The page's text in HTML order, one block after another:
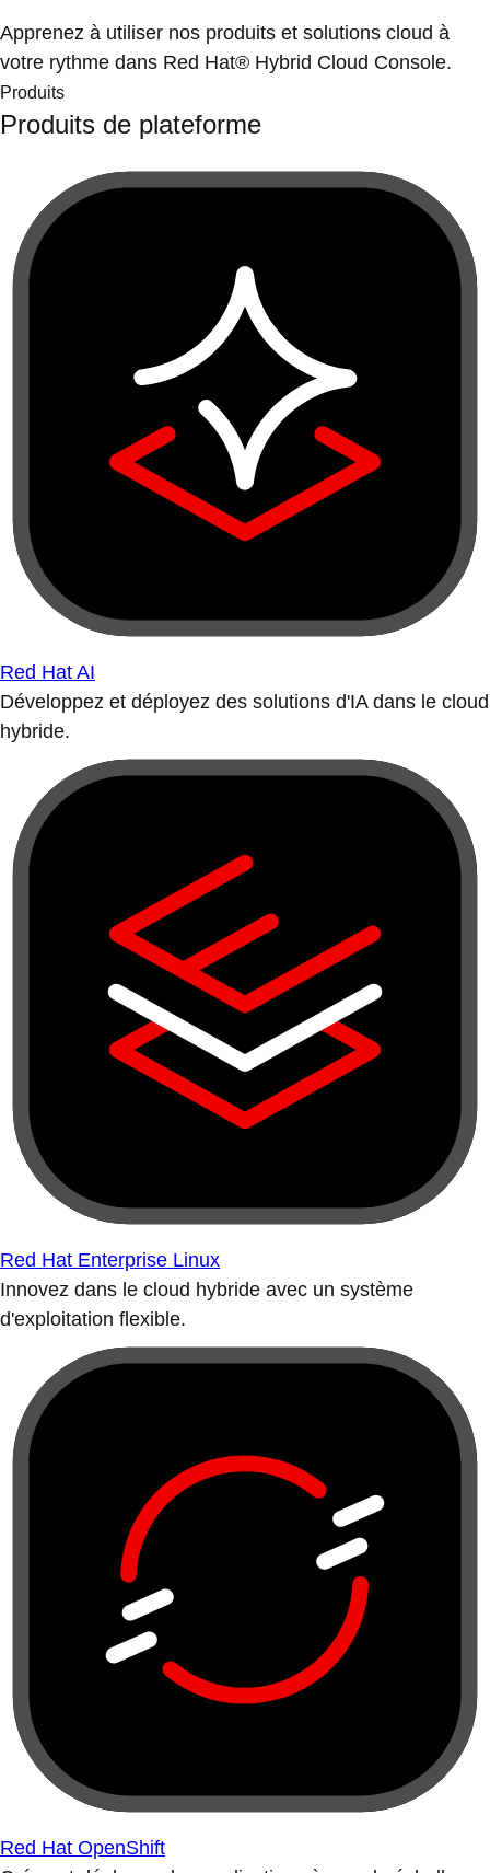
Apprenez à utiliser nos produits et solutions cloud à
votre rythme dans Red Hat® Hybrid Cloud Console.
Produits
Produits de plateforme
Red Hat AI
Développez et déployez des solutions d'IA dans le cloud
hybride.
Red Hat Enterprise Linux
Innovez dans le cloud hybride avec un système
d'exploitation flexible.
Red Hat OpenShift